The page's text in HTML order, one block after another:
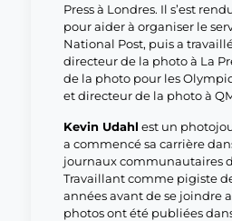
Press à Londres. Il s’est
pour aider à organiser le
National Post, puis a
directeur de la photo à La
de la photo pour les
et directeur de la photo à
Kevin Udahl est un
a commencé sa carrière
journaux communautaires
Travaillant comme pigiste
années avant de se joindre
photos ont été publiées